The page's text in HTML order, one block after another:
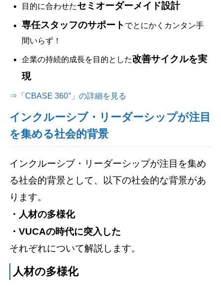
目的に合わせたセミオーダーメイド設計
専任スタッフのサポート でとにかくカンタン手
間いらず！
企業の持続的成長を目的とした改善サイクルを実
現
⇒「CBASE 360°」の詳細を見る
インクルーシブ・リーダーシップが注目
を集める社会的背景
インクルーシブ・リーダーシップが注目を集め
る社会的背景として、以下の社会的な背景があ
ります。
・人材の多様化
・VUCAの時代に突入した
それぞれについて解説します。
人材の多様化